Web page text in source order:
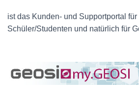
ist das Kunden- und Supportportal
Schüler/Studenten und natürlich für